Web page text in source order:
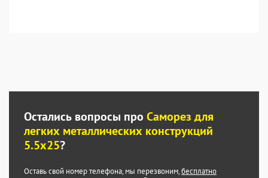
Остались вопросы про Саморез для
легких металлических конструкций
5.5х25?
Оставь свой номер телефона, мы перезвоним,бесплатно